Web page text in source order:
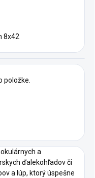
8x42
položke.
a
ďalekohľadov či
a lúp, ktorý úspešne